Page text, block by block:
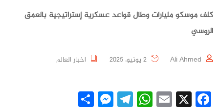
كلف موسكو مليارات وطال قواعد عسكرية إستراتيجية بالعمق
الروسي
Ali Ahmed اخبار العالم
Facebook
X
Email
WhatsApp
Telegram
Messenger